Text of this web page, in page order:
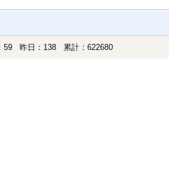
59 昨日：138 累計：622680